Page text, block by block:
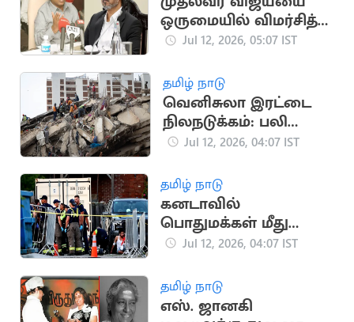
ஒருமையில் விமர்சித்த
திமுக எம்பி ஆ.ராசா
Jul 12, 2026, 05:07 IST
தமிழ் நாடு
வெனிசுலா இரட்டை
நிலநடுக்கம்: பலி
எண்ணிக்கை 4,333
Jul 12, 2026, 04:07 IST
தமிழ் நாடு
கனடாவில்
பொதுமக்கள் மீது
துப்பாக்கிச்சூடு: 2 பேர்
Jul 12, 2026, 04:07 IST
தமிழ் நாடு
எஸ். ஜானகி